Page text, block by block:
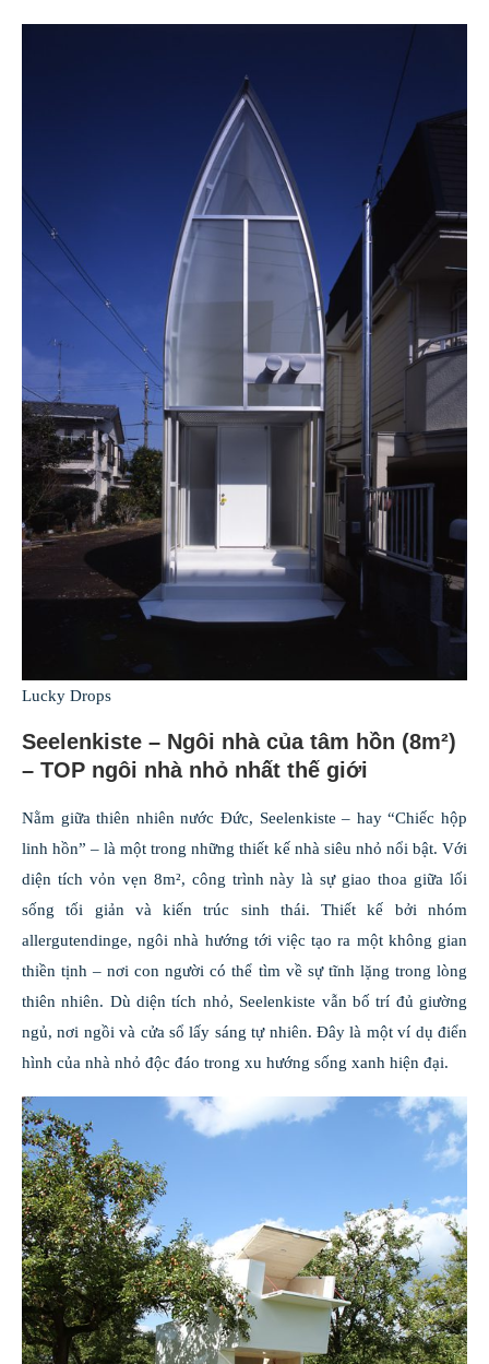
Lucky Drops
Seelenkiste – Ngôi nhà của tâm hồn (8m²)
– TOP ngôi nhà nhỏ nhất thế giới
Nằm giữa thiên nhiên nước Đức, Seelenkiste – hay “Chiếc hộp
linh hồn” – là một trong những thiết kế nhà siêu nhỏ nổi bật. Với
diện tích vỏn vẹn 8m², công trình này là sự giao thoa giữa lối
sống tối giản và kiến trúc sinh thái. Thiết kế bởi nhóm
allergutendinge, ngôi nhà hướng tới việc tạo ra một không gian
thiền tịnh – nơi con người có thể tìm về sự tĩnh lặng trong lòng
thiên nhiên. Dù diện tích nhỏ, Seelenkiste vẫn bố trí đủ giường
ngủ, nơi ngồi và cửa sổ lấy sáng tự nhiên. Đây là một ví dụ điển
hình của nhà nhỏ độc đáo trong xu hướng sống xanh hiện đại.